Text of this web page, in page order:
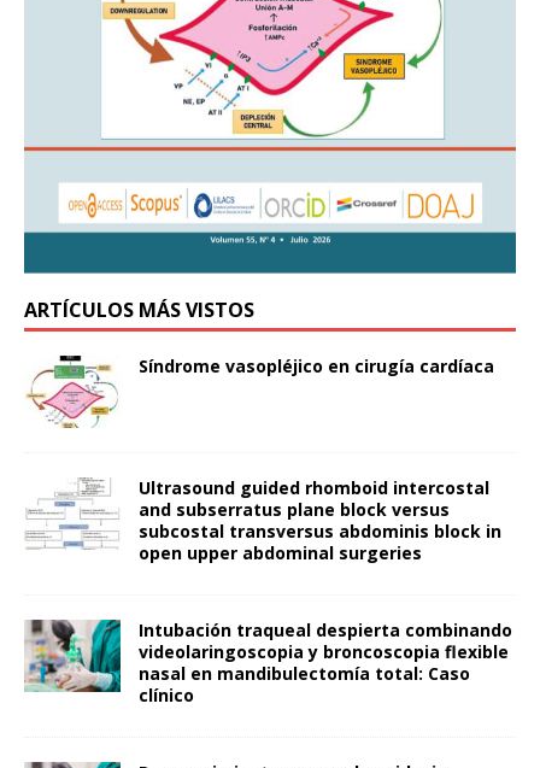
ARTÍCULOS MÁS VISTOS
Síndrome vasopléjico en cirugía cardíaca
Ultrasound guided rhomboid intercostal
and subserratus plane block versus
subcostal transversus abdominis block in
open upper abdominal surgeries
Intubación traqueal despierta combinando
videolaringoscopia y broncoscopia flexible
nasal en mandibulectomía total: Caso
clínico